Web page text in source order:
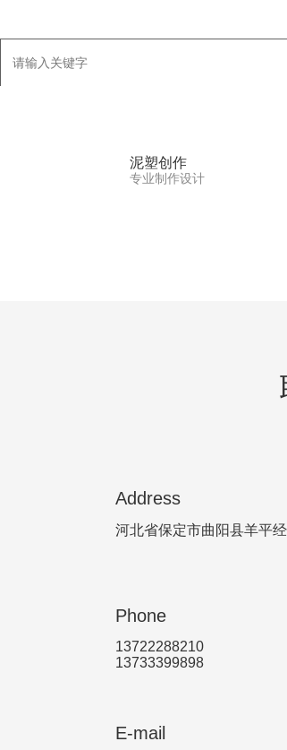
泥塑创作
专业制作设计
Address
河北省保定市曲阳县羊平
Phone
13722288210
13733399898
E-mail